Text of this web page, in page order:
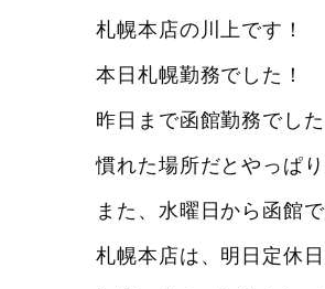
札幌本店の川上です！
本日札幌勤務でした！
昨日まで函館勤務でし
慣れた場所だとやっぱ
また、水曜日から函館
札幌本店は、明日定休